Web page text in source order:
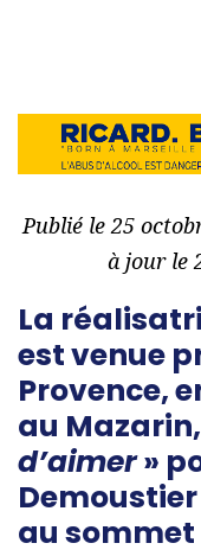
Publié le 25
à jour le
La
est venue
Provence,
au
d’aimer»
au